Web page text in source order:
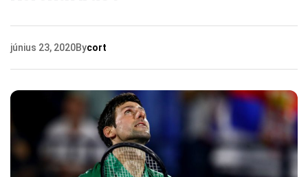
június 23, 2020Bycort